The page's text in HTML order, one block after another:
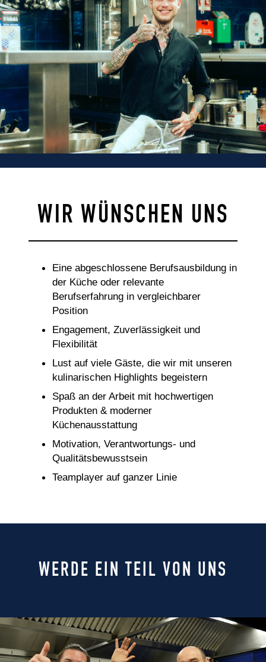
WIR WÜNSCHEN UNS
Eine abgeschlossene Berufsausbildung in
der Küche oder relevante
Berufserfahrung in vergleichbarer
Position
Engagement, Zuverlässigkeit und
Flexibilität
Lust auf viele Gäste, die wir mit unseren
kulinarischen Highlights begeistern
Spaß an der Arbeit mit hochwertigen
Produkten & moderner
Küchenausstattung
Motivation, Verantwortungs- und
Qualitätsbewusstsein
Teamplayer auf ganzer Linie
WERDE EIN TEIL VON UNS